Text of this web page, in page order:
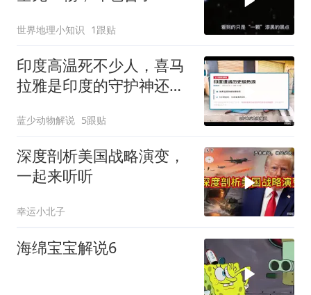
世界地理小知识 1跟贴
印度高温死不少人，喜马
拉雅是印度的守护神还是
蓝少动物解说 5跟贴
深度剖析美国战略演变，
一起来听听
幸运小北子
海绵宝宝解说6